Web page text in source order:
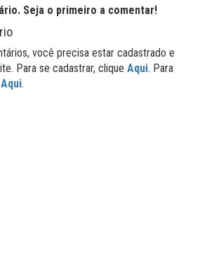
Seja o primeiro a comentar!
você precisa estar cadastrado e
Para se cadastrar, clique Aqui. Para
Aqui.